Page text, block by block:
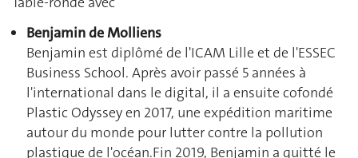
Benjamin de Molliens
Benjamin est diplômé de l'ICAM Lille et de l'ESSEC
Business School. Après avoir passé 5 années à
l'international dans le digital, il a ensuite cofondé
Plastic Odyssey en 2017, une expédition maritime
autour du monde pour lutter contre la pollution
plastique de l'océan.Fin 2019, Benjamin a quitté le